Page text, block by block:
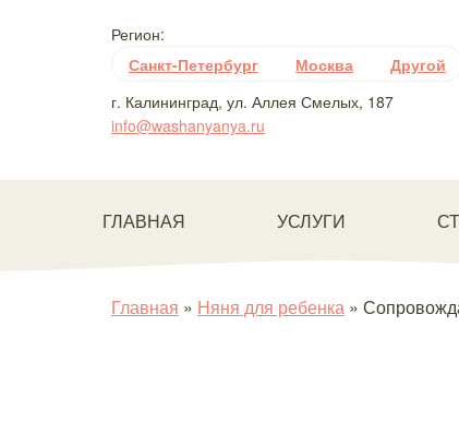
г. Калининград, ул. Аллея Смелых, 187
info@washanyanya.ru
Регион:
Санкт-Петербург
Москва Другой
ГЛАВНАЯ УСЛУГИ
Главная » Няня для ребенка »